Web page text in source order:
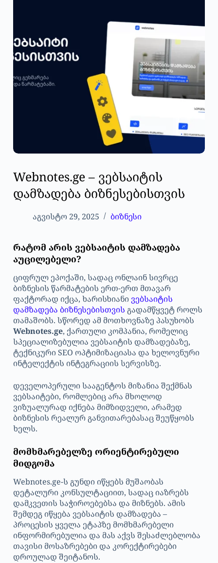
Webnotes.ge – ვებსაიტის
დამზადება ბიზნესებისთვის
აგვისტო 29, 2025 ბიზნესი
რატომ არის ვებსაიტის დამზადება
აუცილებელი?
ციფრულ ეპოქაში, სადაც ონლაინ სივრცე
ბიზნესის წარმატების ერთ-ერთ მთავარ
ფაქტორად იქცა, ხარისხიანი ვებსაიტის
დამზადება ბიზნესებისთვის გადამწყვეტ როლს
თამაშობს. სწორედ ამ მოთხოვნაზე პასუხობს
Webnotes.ge, ქართული კომპანია, რომელიც
სპეციალიზებულია ვებსაიტის დამზადებაზე,
ტექნიკური SEO ოპტიმიზაციასა და ხელოვნური
ინტელექტის ინტეგრაციის სერვისზე.
დეველოპერული სააგენტოს მიზანია შექმნას
ვებსაიტები, რომლებიც არა მხოლოდ
ვიზუალურად იქნება მიმზიდველი, არამედ
ბიზნესის რეალურ განვითარებასაც შეუწყობს
ხელს.
მომხმარებელზე ორიენტირებული
მიდგომა
Webnotes.ge-ს გუნდი იწყებს მუშაობას
დეტალური კონსულტაციით, სადაც იაზრებს
დამკვეთის საჭიროებებსა და მიზნებს. ამის
შემდეგ იწყება ვებსაიტის დამზადება –
პროცესის ყველა ეტაპზე მომხმარებელი
ინფორმირებულია და მას აქვს შესაძლებლობა
თავისი მოსაზრებები და კორექტირებები
დროულად შეიტანოს.